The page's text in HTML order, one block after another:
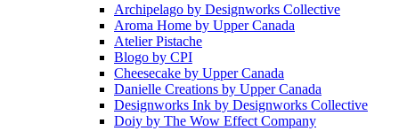
Archipelago by Designworks Collective
Aroma Home by Upper Canada
Atelier Pistache
Blogo by CPI
Cheesecake by Upper Canada
Danielle Creations by Upper Canada
Designworks Ink by Designworks Collective
Doiy by The Wow Effect Company